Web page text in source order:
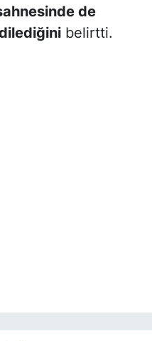
de
dilediğinibelirtti.